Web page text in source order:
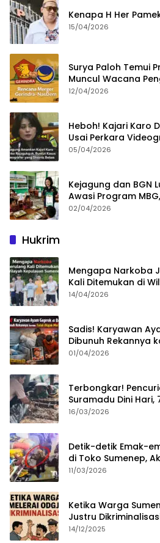
Kenapa H Her
15/04/2026
Surya Paloh Temui
Muncul Wacana
dan Gerindra
12/04/2026
Heboh! Kajari Karo
Usai Perkara
05/04/2026
Kejagung dan BGN
Awasi Program
02/04/2026
Hukrim
Mengapa Narkoba
Kali Ditemukan di
Sumenep?
14/04/2026
Sadis! Karyawan
Dibunuh Rekannya
Merampok Majikan
01/04/2026
Terbongkar!
Suramadu Dini Hari,
16/03/2026
Detik-detik Emak-
di Toko Sumenep,
11/03/2026
Ketika Warga
Justru
14/12/2025